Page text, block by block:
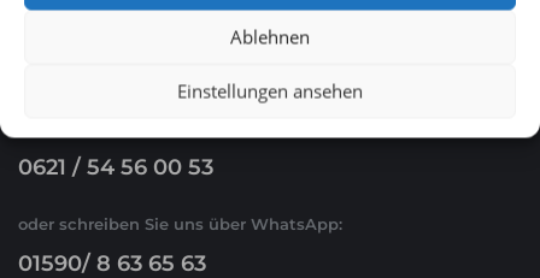
Ablehnen
Einstellungen ansehen
0621 / 54 56 00 53
oder schreiben Sie uns über WhatsApp:
01590/ 8 63 65 63